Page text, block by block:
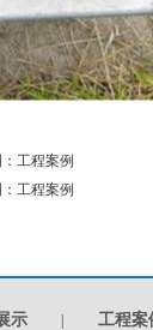
工程案例
工程案例
示 工程案